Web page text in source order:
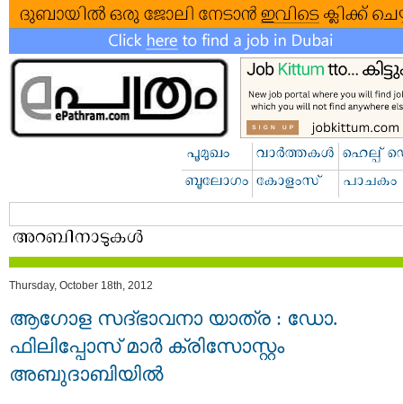
Thursday, October 18th, 2012
ആഗോള സദ്ഭാവനാ യാത്ര : ഡോ.
ഫിലിപ്പോസ് മാര്‍ ക്രിസോസ്റ്റം
അബുദാബിയില്‍